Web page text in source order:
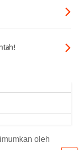
oleh